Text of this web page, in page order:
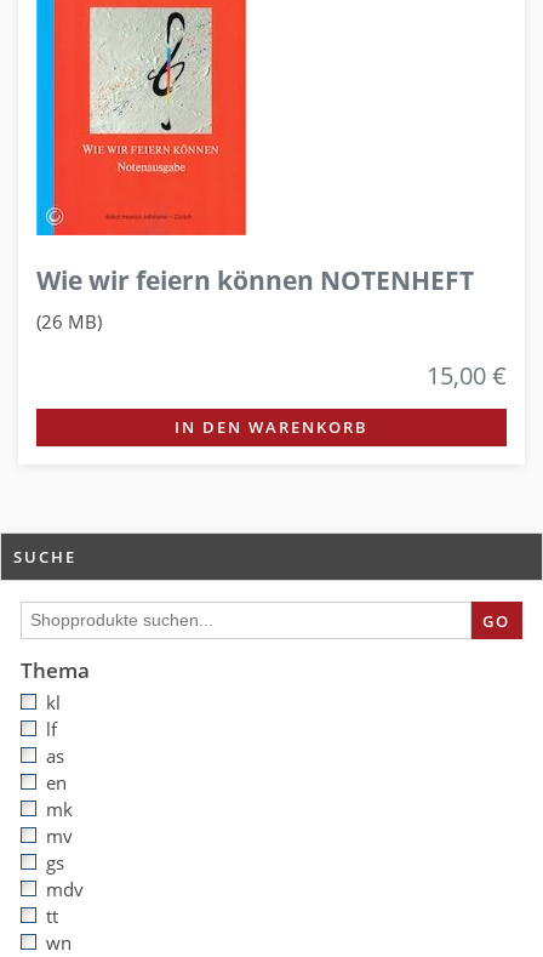
Wie wir feiern können NOTENHEFT
(26 MB)
15,00 €
IN DEN WARENKORB
SUCHE
GO
Thema
kl
lf
as
en
mk
mv
gs
mdv
tt
wn